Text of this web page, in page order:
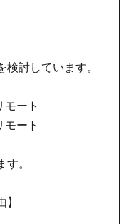
討しています。
モート
モート
。